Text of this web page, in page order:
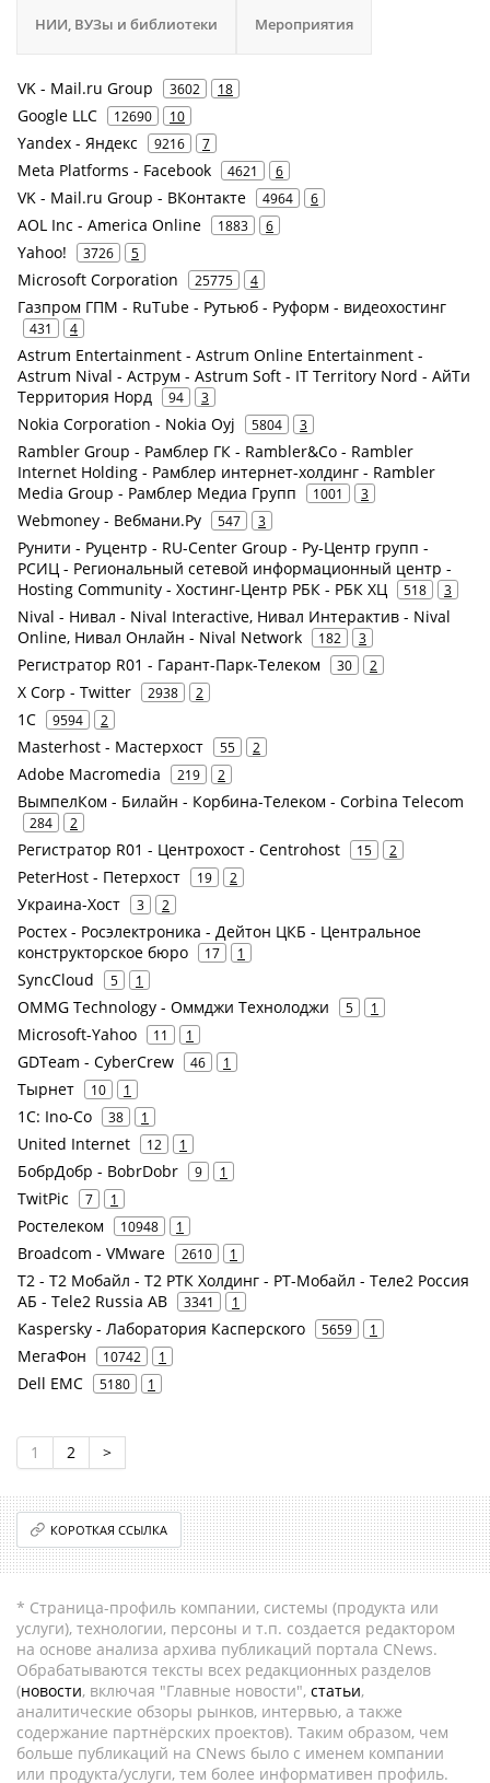
НИИ, ВУЗы и библиотеки Мероприятия
VK - Mail.ru Group 3602 18
Google LLC 12690 10
Yandex - Яндекс 9216 7
Meta Platforms - Facebook 4621 6
VK - Mail.ru Group - ВКонтакте 4964 6
AOL Inc - America Online 1883 6
Yahoo! 3726 5
Microsoft Corporation 25775 4
Газпром ГПМ - RuTube - Рутьюб - Руформ - видеохостинг
431 4
Astrum Entertainment - Astrum Online Entertainment -
Astrum Nival - Аструм - Astrum Soft - IT Territory Nord - АйТи
Территория Норд
94 3
Nokia Corporation - Nokia Oyj 5804 3
Rambler Group - Рамблер ГК - Rambler&Co - Rambler
Internet Holding - Рамблер интернет-холдинг - Rambler
Media Group - Рамблер Медиа Групп
1001 3
Webmoney - Вебмани.Ру 547 3
Рунити - Руцентр - RU-Center Group - Ру-Центр групп -
РСИЦ - Региональный сетевой информационный центр -
Hosting Community - Хостинг-Центр РБК - РБК ХЦ
518 3
Nival - Нивал - Nival Interactive, Нивал Интерактив - Nival
Online, Нивал Онлайн - Nival Network
182 3
Регистратор R01 - Гарант-Парк-Телеком 30 2
X Corp - Twitter 2938 2
1С 9594 2
Masterhost - Мастерхост 55 2
Adobe Macromedia 219 2
ВымпелКом - Билайн - Корбина-Телеком - Corbina Telecom
284 2
Регистратор R01 - Центрохост - Centrohost 15 2
PeterHost - Петерхост 19 2
Украина-Хост 3 2
Ростех - Росэлектроника - Дейтон ЦКБ - Центральное
конструкторское бюро
17 1
SyncCloud 5 1
OMMG Technology - Оммджи Технолоджи 5 1
Microsoft-Yahoo 11 1
GDTeam - CyberCrew 46 1
Тырнет 10 1
1С: Ino-Co 38 1
United Internet 12 1
БобрДобр - BobrDobr 9 1
TwitPic 7 1
Ростелеком 10948 1
Broadcom - VMware 2610 1
Т2 - Т2 Мобайл - Т2 РТК Холдинг - РТ-Мобайл - Теле2 Россия
АБ - Tele2 Russia AB
3341 1
Kaspersky - Лаборатория Касперского 5659 1
МегаФон 10742 1
Dell EMC 5180 1
1 2 >
КОРОТКАЯ ССЫЛКА
* Страница-профиль компании, системы (продукта или
услуги), технологии, персоны и т.п. создается редактором
на основе анализа архива публикаций портала CNews.
Обрабатываются тексты всех редакционных разделов
(новости, включая "Главные новости", статьи,
аналитические обзоры рынков, интервью, а также
содержание партнёрских проектов). Таким образом, чем
больше публикаций на CNews было с именем компании
или продукта/услуги, тем более информативен профиль.